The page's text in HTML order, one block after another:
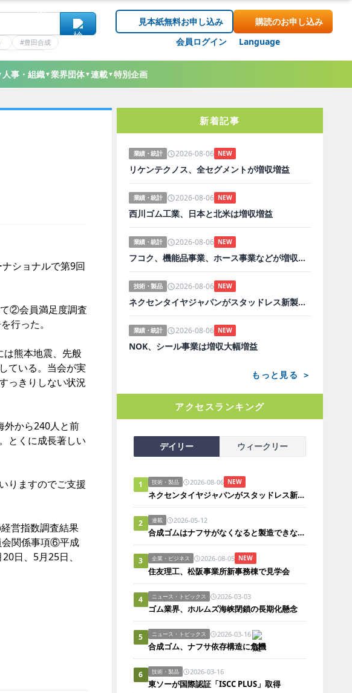
#豊田合成
#三ツ星ベルト
見本紙無料お申し込み
購読のお申し込み
会員ログイン
Language
人事・組織▼業界団体▼連載▼特別企画
ショナルで第9回
②会員満足度調査
行った。
熊本地震、先般
ている。当会が実
っきりしない状況
外から240人と前
とくに成長著しい
りますのでご支援
営指数調査結果
関係事項⑥平成
日、5月25日、
新着記事
業績・統計 2026-08-06 NEW
リケンテクノス、全セグメントが増収増益
業績・統計 2026-08-06 NEW
西川ゴム工業、日本と北米は増収増益
業績・統計 2026-08-06 NEW
フコク、機能品事業、ホース事業などが増収増益
技術・製品 2026-08-06 NEW
ネクセンタイヤジャパンがスタッドレス新製品、日本市場にらみ開発
業績・統計 2026-08-06 NEW
NOK、シール事業は増収大幅増益
もっと見る ＞
アクセスランキング
デイリー ウィークリー
1 技術・製品 2026-08-06 NEW
ネクセンタイヤジャパンがスタッドレス新製品、日本市場にらみ開発
2 連載 2026-05-12
合成ゴムはナフサがなくなると製造できないのか？
3 企業・ビジネス 2026-08-05 NEW
住友理工、松阪事業所新事務棟で見学会
4 ニュース・トピックス 2026-03-03
ゴム業界、ホルムズ海峡閉鎖の長期化懸念
5 ニュース・トピックス 2026-03-16
合成ゴム、ナフサ依存構造に危機
6 技術・製品 2026-03-16
東ソーが国際認証「ISCC PLUS」取得